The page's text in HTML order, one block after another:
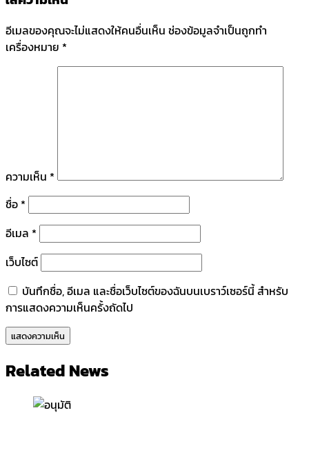
อีเมลของคุณจะไม่แสดงให้คนอื่นเห็น ช่องข้อมูลจำเป็นถูกทำ
เครื่องหมาย *
ความเห็น *
ชื่อ *
อีเมล *
เว็บไซต์
บันทึกชื่อ, อีเมล และชื่อเว็บไซต์ของฉันบนเบราว์เซอร์นี้ สำหรับ
การแสดงความเห็นครั้งถัดไป
Related News